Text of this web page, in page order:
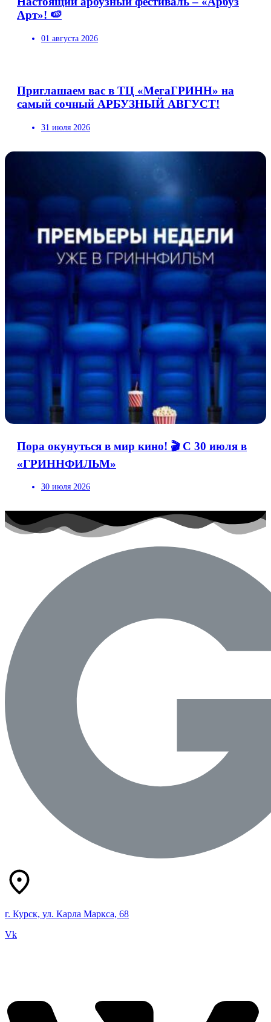
Арт»! 🍉
01 августа 2026
Приглашаем вас в ТЦ «МегаГРИНН» на
самый сочный АРБУЗНЫЙ АВГУСТ!
31 июля 2026
Пора окунуться в мир кино! 🎬 С 30 июля в
«ГРИННФИЛЬМ»
30 июля 2026
г. Курск, ул. Карла Маркса, 68
Vk